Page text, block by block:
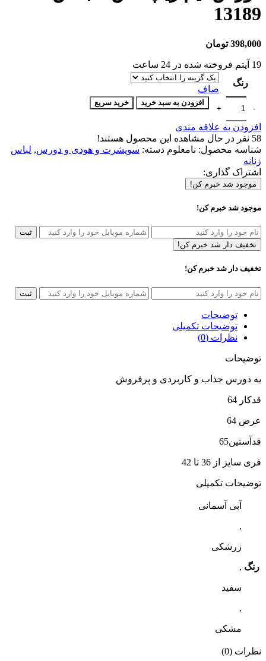
13189
398,000 تومان
19 آیتم فروخته شده در 24 ساعت
رنگ
صاف
افزودن به سبد خرید خرید سریع
افزودن به علاقه مندی
58 نفر در حال مشاهده این محصول هستند!
شناسه محصول: نامعلوم دسته: سویشرت و هودی و دورس, لباس
زنانه
اشتراک گذاری:
موجود شد خبرم کن!
موجود شد خبرم کن!
ثبت
تخفیف دار شد خبرم کن!
تخفیف دار شد خبرم کن!
ثبت
توضیحات
توضیحات تکمیلی
نظرات (0)
توضیحات
یه دورس جذاب و کاربردی و پرفروش
قدکار 64
عرض 64
قدآستین65
فری سایز از 36 تا 42
توضیحات تکمیلی
رنگ
آبی آسمانی
,
زرشکی
,
سفید
,
مشکی
نظرات (0)